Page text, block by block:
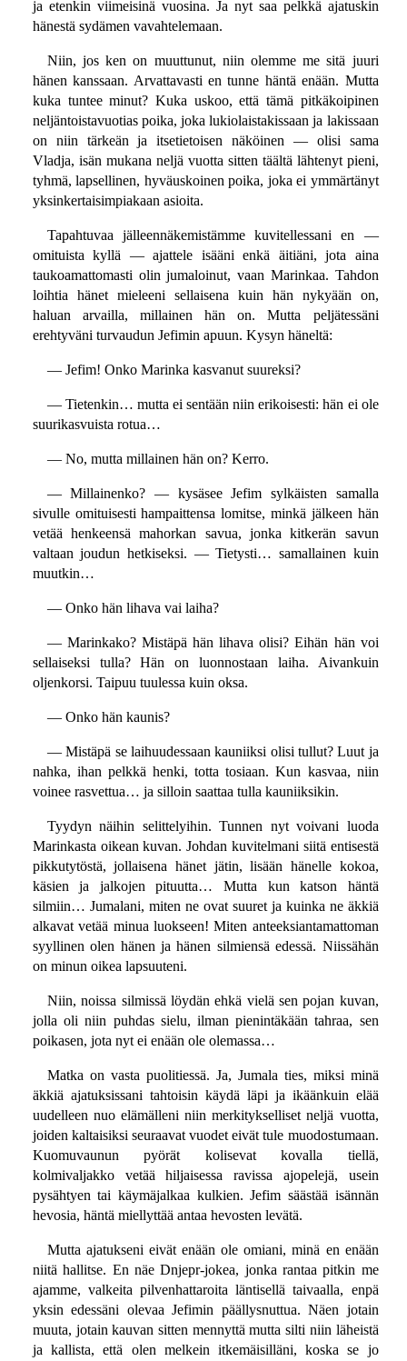
ja etenkin viimeisinä vuosina. Ja nyt saa pelkkä ajatuskin
hänestä sydämen vavahtelemaan.
Niin, jos ken on muuttunut, niin olemme me sitä juuri
hänen kanssaan. Arvattavasti en tunne häntä enään. Mutta
kuka tuntee minut? Kuka uskoo, että tämä pitkäkoipinen
neljäntoistavuotias poika, joka lukiolaistakissaan ja lakissaan
on niin tärkeän ja itsetietoisen näköinen — olisi sama
Vladja, isän mukana neljä vuotta sitten täältä lähtenyt pieni,
tyhmä, lapsellinen, hyväuskoinen poika, joka ei ymmärtänyt
yksinkertaisimpiakaan asioita.
Tapahtuvaa jälleennäkemistämme kuvitellessani en —
omituista kyllä — ajattele isääni enkä äitiäni, jota aina
taukoamattomasti olin jumaloinut, vaan Marinkaa. Tahdon
loihtia hänet mieleeni sellaisena kuin hän nykyään on,
haluan arvailla, millainen hän on. Mutta peljätessäni
erehtyväni turvaudun Jefimin apuun. Kysyn häneltä:
— Jefim! Onko Marinka kasvanut suureksi?
— Tietenkin… mutta ei sentään niin erikoisesti: hän ei ole
suurikasvuista rotua…
— No, mutta millainen hän on? Kerro.
— Millainenko? — kysäsee Jefim sylkäisten samalla
sivulle omituisesti hampaittensa lomitse, minkä jälkeen hän
vetää henkeensä mahorkan savua, jonka kitkerän savun
valtaan joudun hetkiseksi. — Tietysti… samallainen kuin
muutkin…
— Onko hän lihava vai laiha?
— Marinkako? Mistäpä hän lihava olisi? Eihän hän voi
sellaiseksi tulla? Hän on luonnostaan laiha. Aivankuin
oljenkorsi. Taipuu tuulessa kuin oksa.
— Onko hän kaunis?
— Mistäpä se laihuudessaan kauniiksi olisi tullut? Luut ja
nahka, ihan pelkkä henki, totta tosiaan. Kun kasvaa, niin
voinee rasvettua… ja silloin saattaa tulla kauniiksikin.
Tyydyn näihin selittelyihin. Tunnen nyt voivani luoda
Marinkasta oikean kuvan. Johdan kuvitelmani siitä entisestä
pikkutytöstä, jollaisena hänet jätin, lisään hänelle kokoa,
käsien ja jalkojen pituutta… Mutta kun katson häntä
silmiin… Jumalani, miten ne ovat suuret ja kuinka ne äkkiä
alkavat vetää minua luokseen! Miten anteeksiantamattoman
syyllinen olen hänen ja hänen silmiensä edessä. Niissähän
on minun oikea lapsuuteni.
Niin, noissa silmissä löydän ehkä vielä sen pojan kuvan,
jolla oli niin puhdas sielu, ilman pienintäkään tahraa, sen
poikasen, jota nyt ei enään ole olemassa…
Matka on vasta puolitiessä. Ja, Jumala ties, miksi minä
äkkiä ajatuksissani tahtoisin käydä läpi ja ikäänkuin elää
uudelleen nuo elämälleni niin merkitykselliset neljä vuotta,
joiden kaltaisiksi seuraavat vuodet eivät tule muodostumaan.
Kuomuvaunun pyörät kolisevat kovalla tiellä,
kolmivaljakko vetää hiljaisessa ravissa ajopelejä, usein
pysähtyen tai käymäjalkaa kulkien. Jefim säästää isännän
hevosia, häntä miellyttää antaa hevosten levätä.
Mutta ajatukseni eivät enään ole omiani, minä en enään
niitä hallitse. En näe Dnjepr-jokea, jonka rantaa pitkin me
ajamme, valkeita pilvenhattaroita läntisellä taivaalla, enpä
yksin edessäni olevaa Jefimin päällysnuttua. Näen jotain
muuta, jotain kauvan sitten mennyttä mutta silti niin läheistä
ja kallista, että olen melkein itkemäisilläni, koska se jo